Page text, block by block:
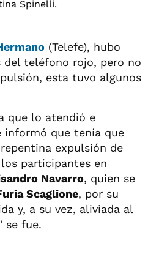
(Telefe), hubo
del teléfono rojo, pero no
esta tuvo algunos
que lo atendió e
informó que tenía que
expulsión de
participantes en
Navarro, quien se
Scaglione, por su
y, a su vez, aliviada al
se fue.